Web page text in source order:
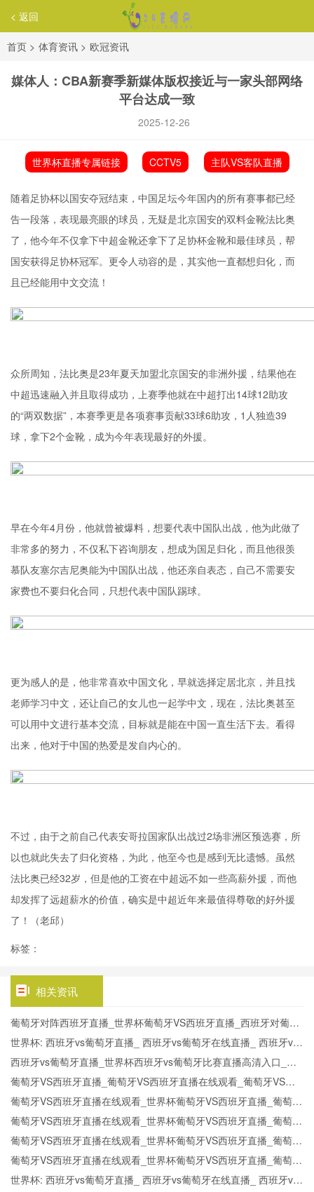
< 返回
首页 > 体育资讯 > 欧冠资讯
媒体人：CBA新赛季新媒体版权接近与一家头部网络
平台达成一致
2025-12-26
世界杯直播专属链接 CCTV5 主队VS客队直播
随着足协杯以国安夺冠结束，中国足坛今年国内的所有赛事都已经
告一段落，表现最亮眼的球员，无疑是北京国安的双料金靴法比奥
了，他今年不仅拿下中超金靴还拿下了足协杯金靴和最佳球员，帮
国安获得足协杯冠军。更令人动容的是，其实他一直都想归化，而
且已经能用中文交流！
众所周知，法比奥是23年夏天加盟北京国安的非洲外援，结果他在
中超迅速融入并且取得成功，上赛季他就在中超打出14球12助攻
的“两双数据”，本赛季更是各项赛事贡献33球6助攻，1人独造39
球，拿下2个金靴，成为今年表现最好的外援。
早在今年4月份，他就曾被爆料，想要代表中国队出战，他为此做了
非常多的努力，不仅私下咨询朋友，想成为国足归化，而且他很羡
慕队友塞尔吉尼奥能为中国队出战，他还亲自表态，自己不需要安
家费也不要归化合同，只想代表中国队踢球。
更为感人的是，他非常喜欢中国文化，早就选择定居北京，并且找
老师学习中文，还让自己的女儿也一起学中文，现在，法比奥甚至
可以用中文进行基本交流，目标就是能在中国一直生活下去。看得
出来，他对于中国的热爱是发自内心的。
不过，由于之前自己代表安哥拉国家队出战过2场非洲区预选赛，所
以也就此失去了归化资格，为此，他至今也是感到无比遗憾。虽然
法比奥已经32岁，但是他的工资在中超远不如一些高薪外援，而他
却发挥了远超薪水的价值，确实是中超近年来最值得尊敬的好外援
了！（老邱）
标签：
相关资讯
葡萄牙对阵西班牙直播_世界杯葡萄牙VS西班牙直播_西班牙对葡萄
牙比赛直播在线无插件观看
世界杯: 西班牙vs葡萄牙直播_ 西班牙vs葡萄牙在线直播_ 西班牙vs
葡萄牙CCTV5直播入口-24直播网
西班牙vs葡萄牙直播_世界杯西班牙vs葡萄牙比赛直播高清入口_西
班牙vs葡萄牙预测分析直播
葡萄牙VS西班牙直播_葡萄牙VS西班牙直播在线观看_葡萄牙VS西
班牙实时全场直播入口
葡萄牙VS西班牙直播在线观看_世界杯葡萄牙VS西班牙直播_葡萄牙
VS西班牙比赛观看直达入口
葡萄牙VS西班牙直播在线观看_世界杯葡萄牙VS西班牙直播_葡萄牙
VS西班牙比赛观看直达入口
葡萄牙VS西班牙直播在线观看_世界杯葡萄牙VS西班牙直播_葡萄牙
VS西班牙比赛观看直达入口
葡萄牙VS西班牙直播在线观看_世界杯葡萄牙VS西班牙直播_葡萄牙
VS西班牙比赛观看直达入口
世界杯: 西班牙vs葡萄牙直播_ 西班牙vs葡萄牙在线直播_ 西班牙vs